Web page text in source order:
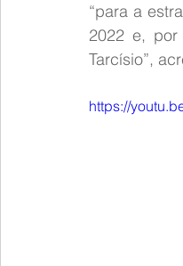
“para a
2022 e,
Tarcísio”,
https://